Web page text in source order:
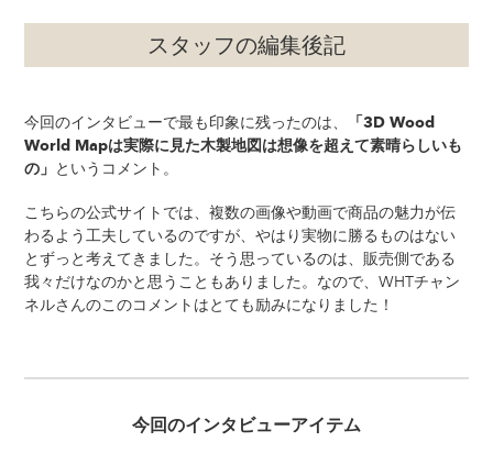
スタッフの編集後記
今回のインタビューで最も印象に残ったのは、
「3D Wood
World Mapは実際に見た木製地図は想像を超えて素晴らしいも
の」 というコメント。
こちらの公式サイトでは、複数の画像や動画で商品の魅力が伝
わるよう工夫しているのですが、やはり実物に勝るものはない
とずっと考えてきました。そう思っているのは、販売側である
我々だけなのかと思うこともありました。なので、WHTチャン
ネルさんのこのコメントはとても励みになりました！
今回のインタビューアイテム